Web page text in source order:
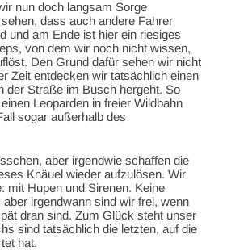
nun doch langsam Sorge
dass auch andere Fahrer
und am Ende ist hier ein riesiges
von dem wir noch nicht wissen,
Den Grund dafür sehen wir nicht
Zeit entdecken wir tatsächlich einen
der Straße im Busch hergeht. So
Leoparden in freier Wildbahn
sogar außerhalb des
aber irgendwie schaffen die
Knäuel wieder aufzulösen. Wir
mit Hupen und Sirenen. Keine
irgendwann sind wir frei, wenn
dran sind. Zum Glück steht unser
sind tatsächlich die letzten, auf die
hat.